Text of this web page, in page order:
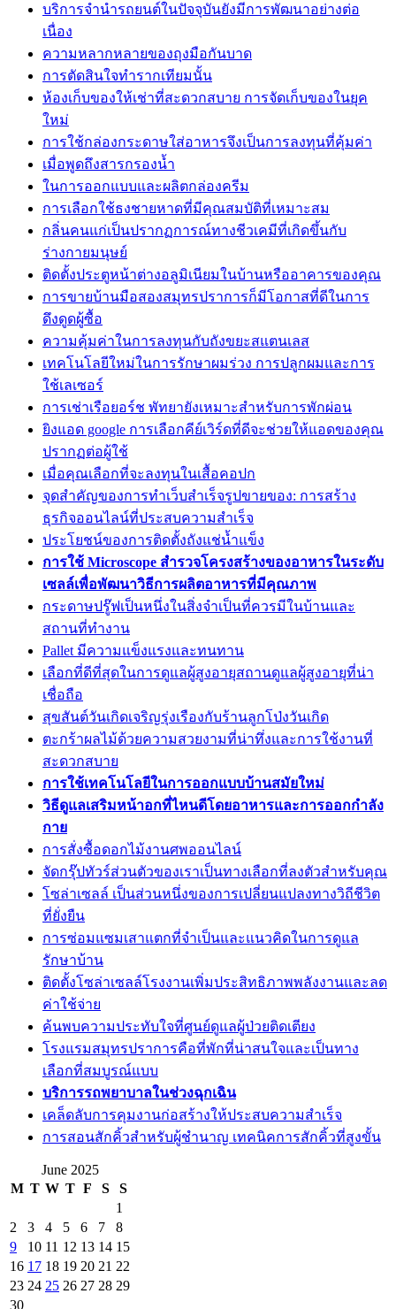
บริการจำนำรถยนต์ในปัจจุบันยังมีการพัฒนาอย่างต่อ
เนื่อง
ความหลากหลายของถุงมือกันบาด
การตัดสินใจทำรากเทียมนั้น
ห้องเก็บของให้เช่าที่สะดวกสบาย การจัดเก็บของในยุค
ใหม่
การใช้กล่องกระดาษใส่อาหารจึงเป็นการลงทุนที่คุ้มค่า
เมื่อพูดถึงสารกรองน้ำ
ในการออกแบบและผลิตกล่องครีม
การเลือกใช้ธงชายหาดที่มีคุณสมบัติที่เหมาะสม
กลิ่นคนแก่เป็นปรากฏการณ์ทางชีวเคมีที่เกิดขึ้นกับ
ร่างกายมนุษย์
ติดตั้งประตูหน้าต่างอลูมิเนียมในบ้านหรืออาคารของคุณ
การขายบ้านมือสองสมุทรปราการก็มีโอกาสที่ดีในการ
ดึงดูดผู้ซื้อ
ความคุ้มค่าในการลงทุนกับถังขยะสแตนเลส
เทคโนโลยีใหม่ในการรักษาผมร่วง การปลูกผมและการ
ใช้เลเซอร์
การเช่าเรือยอร์ช พัทยายังเหมาะสำหรับการพักผ่อน
ยิงแอด google การเลือกคีย์เวิร์ดที่ดีจะช่วยให้แอดของคุณ
ปรากฏต่อผู้ใช้
เมื่อคุณเลือกที่จะลงทุนในเสื้อคอปก
จุดสำคัญของการทำเว็บสำเร็จรูปขายของ: การสร้าง
ธุรกิจออนไลน์ที่ประสบความสำเร็จ
ประโยชน์ของการติดตั้งถังแช่น้ำแข็ง
การใช้ Microscope สำรวจโครงสร้างของอาหารในระดับ
เซลล์เพื่อพัฒนาวิธีการผลิตอาหารที่มีคุณภาพ
กระดาษปรู๊ฟเป็นหนึ่งในสิ่งจำเป็นที่ควรมีในบ้านและ
สถานที่ทำงาน
Pallet มีความแข็งแรงและทนทาน
เลือกที่ดีที่สุดในการดูแลผู้สูงอายุสถานดูแลผู้สูงอายุที่น่า
เชื่อถือ
สุขสันต์วันเกิดเจริญรุ่งเรืองกับร้านลูกโป่งวันเกิด
ตะกร้าผลไม้ด้วยความสวยงามที่น่าทึ่งและการใช้งานที่
สะดวกสบาย
การใช้เทคโนโลยีในการออกแบบบ้านสมัยใหม่
วิธีดูแลเสริมหน้าอกที่ไหนดีโดยอาหารและการออกกำลัง
กาย
การสั่งซื้อดอกไม้งานศพออนไลน์
จัดกรุ๊ปทัวร์ส่วนตัวของเราเป็นทางเลือกที่ลงตัวสำหรับคุณ
โซล่าเซลล์ เป็นส่วนหนึ่งของการเปลี่ยนแปลงทางวิถีชีวิต
ที่ยั่งยืน
การซ่อมแซมเสาแตกที่จำเป็นและแนวคิดในการดูแล
รักษาบ้าน
ติดตั้งโซล่าเซลล์โรงงานเพิ่มประสิทธิภาพพลังงานและลด
ค่าใช้จ่าย
ค้นพบความประทับใจที่ศูนย์ดูแลผู้ป่วยติดเตียง
โรงแรมสมุทรปราการคือที่พักที่น่าสนใจและเป็นทาง
เลือกที่สมบูรณ์แบบ
บริการรถพยาบาลในช่วงฉุกเฉิน
เคล็ดลับการคุมงานก่อสร้างให้ประสบความสำเร็จ
การสอนสักคิ้วสำหรับผู้ชำนาญ เทคนิคการสักคิ้วที่สูงขั้น
June 2025
M T W T F S
S
1
2
3 4 5 6 7
8
9
10 11 12 13 14 15
16 17 18 19 20 21 22
23 24 25 26 27 28 29
30